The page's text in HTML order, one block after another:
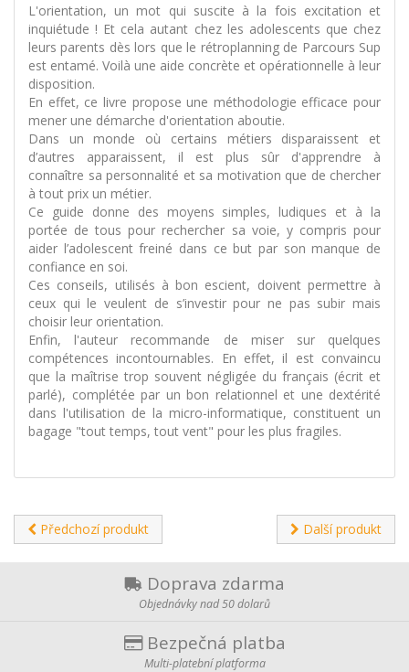
L'orientation, un mot qui suscite à la fois excitation et
inquiétude ! Et cela autant chez les adolescents que chez
leurs parents dès lors que le rétroplanning de Parcours Sup
est entamé. Voilà une aide concrète et opérationnelle à leur
disposition.
En effet, ce livre propose une méthodologie efficace pour
mener une démarche d'orientation aboutie.
Dans un monde où certains métiers disparaissent et
d’autres apparaissent, il est plus sûr d'apprendre à
connaître sa personnalité et sa motivation que de chercher
à tout prix un métier.
Ce guide donne des moyens simples, ludiques et à la
portée de tous pour rechercher sa voie, y compris pour
aider l’adolescent freiné dans ce but par son manque de
confiance en soi.
Ces conseils, utilisés à bon escient, doivent permettre à
ceux qui le veulent de s’investir pour ne pas subir mais
choisir leur orientation.
Enfin, l'auteur recommande de miser sur quelques
compétences incontournables. En effet, il est convaincu
que la maîtrise trop souvent négligée du français (écrit et
parlé), complétée par un bon relationnel et une dextérité
dans l'utilisation de la micro-informatique, constituent un
bagage "tout temps, tout vent" pour les plus fragiles.
Předchozí produkt Další produkt
Doprava zdarma
Objednávky nad 50 dolarů
Bezpečná platba
Multi-platební platforma